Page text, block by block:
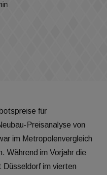
für
Preisanalyse von
im Metropolenvergleich
Während im Vorjahr die
im vierten